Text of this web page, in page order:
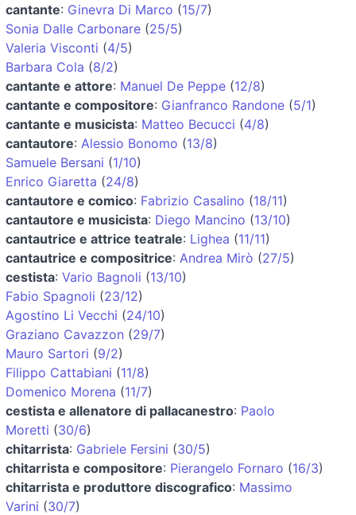
cantante: Ginevra Di Marco (15/7)
Sonia Dalle Carbonare (25/5)
Valeria Visconti (4/5)
Barbara Cola (8/2)
cantante e attore: Manuel De Peppe (12/8)
cantante e compositore: Gianfranco Randone (5/1)
cantante e musicista: Matteo Becucci (4/8)
cantautore: Alessio Bonomo (13/8)
Samuele Bersani (1/10)
Enrico Giaretta (24/8)
cantautore e comico: Fabrizio Casalino (18/11)
cantautore e musicista: Diego Mancino (13/10)
cantautrice e attrice teatrale: Lighea (11/11)
cantautrice e compositrice: Andrea Mirò (27/5)
cestista: Vario Bagnoli (13/10)
Fabio Spagnoli (23/12)
Agostino Li Vecchi (24/10)
Graziano Cavazzon (29/7)
Mauro Sartori (9/2)
Filippo Cattabiani (11/8)
Domenico Morena (11/7)
cestista e allenatore di pallacanestro: Paolo
Moretti (30/6)
chitarrista: Gabriele Fersini (30/5)
chitarrista e compositore: Pierangelo Fornaro (16/3)
chitarrista e produttore discografico: Massimo
Varini (30/7)